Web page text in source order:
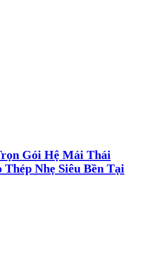
Gói Hệ Mái Thái
Nhẹ Siêu Bền Tại